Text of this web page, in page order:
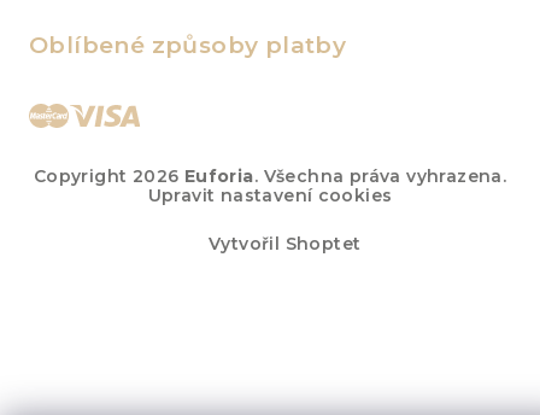
Oblíbené způsoby platby
Copyright 2026 Euforia. Všechna práva vyhrazena.
Upravit nastavení cookies
Vytvořil Shoptet